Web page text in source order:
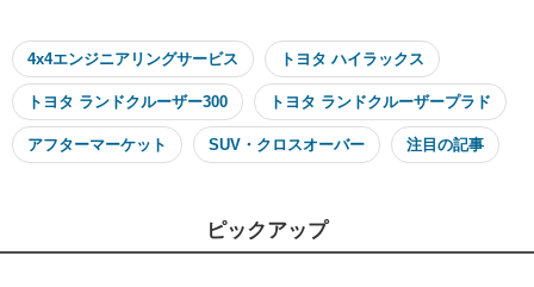
4x4エンジニアリングサービス トヨタ ハイラックス
トヨタ ランドクルーザー300 トヨタ ランドクルーザープラド
アフターマーケット SUV・クロスオーバー 注目の記事
ピックアップ